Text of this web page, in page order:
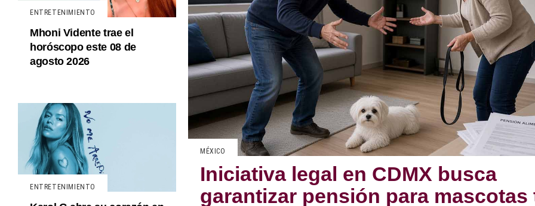
MÉXICO
Iniciativa legal en CDMX busca
garantizar pensión para mascotas
ENTRETENIMIENTO
Mhoni Vidente trae el
horóscopo este 08 de
agosto 2026
ENTRETENIMIENTO